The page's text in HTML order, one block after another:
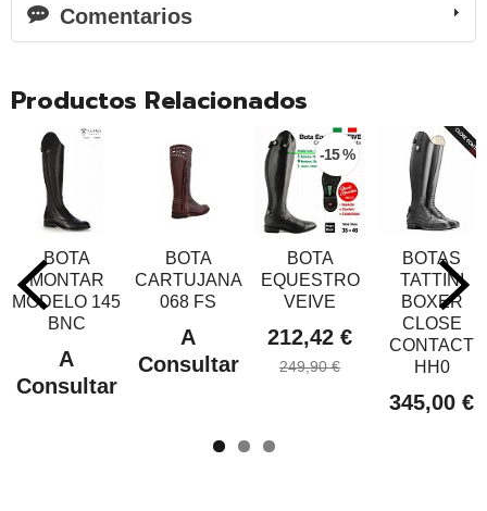
Comentarios
Productos Relacionados
BOTA
MONTAR
MODELO 145
BNC
A
Consultar
BOTA
CARTUJANA
068 FS
A
Consultar
-15 %
BOTA
EQUESTRO
VEIVE
212,42 €
249,90 €
BOTAS
TATTINI
BOXER
CLOSE
CONTACT
HH0
345,00 €